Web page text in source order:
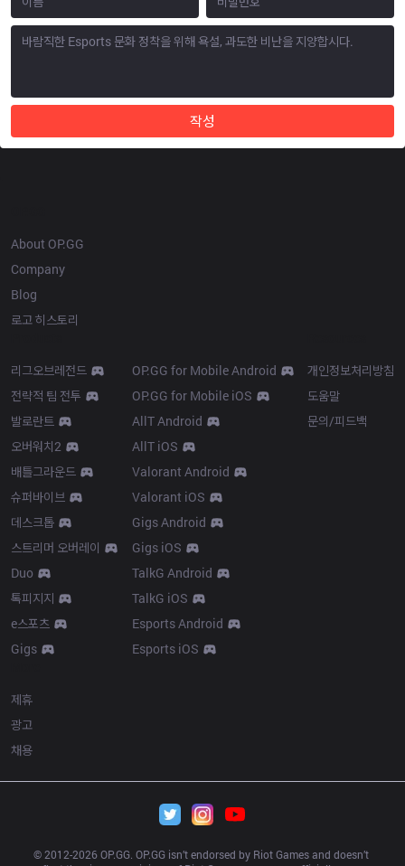
작성
About OP.GG
Company
Blog
로고 히스토리
리그오브레전드
전략적 팀 전투
발로란트
오버워치2
배틀그라운드
슈퍼바이브
데스크톱
스트리머 오버레이
Duo
톡피지지
e스포츠
Gigs
OP.GG for Mobile Android
OP.GG for Mobile iOS
AllT Android
AllT iOS
Valorant Android
Valorant iOS
Gigs Android
Gigs iOS
TalkG Android
TalkG iOS
Esports Android
Esports iOS
개인정보처리방침
도움말
문의/피드백
제휴
광고
채용
© 2012-2026 OP.GG. OP.GG isn’t endorsed by Riot Games and doesn’t